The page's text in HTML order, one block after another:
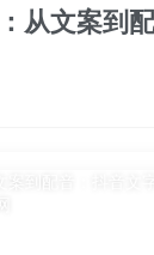
从文案到